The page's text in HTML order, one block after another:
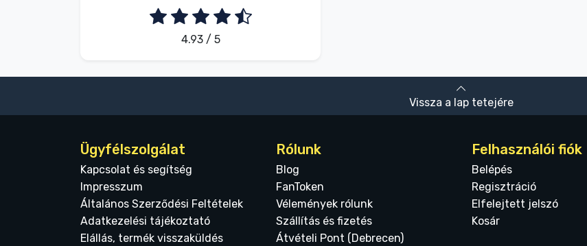
4.93 / 5
Vissza a lap tetejére
Ügyfélszolgálat
Kapcsolat és segítség
Impresszum
Általános Szerződési Feltételek
Adatkezelési tájékoztató
Elállás, termék visszaküldés
Rólunk
Blog
FanToken
Vélemények rólunk
Szállítás és fizetés
Átvételi Pont (Debrecen)
Felhasználói fiók
Belépés
Regisztráció
Elfelejtett jelszó
Kosár